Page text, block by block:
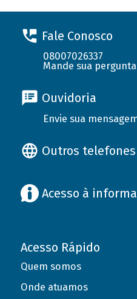
Fale Conosco
08007026337
Mande sua pergunta
Ouvidoria
Envie sua
Outros
Acesso à
Acesso Rápido
Quem somos
Onde atuamos